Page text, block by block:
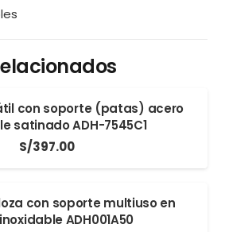
con soporte (patas) acero
satinado ADH-7545C1
S/397.00
con soporte multiuso en
ADH001A50